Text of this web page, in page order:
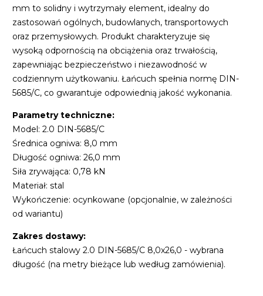
mm to solidny i wytrzymały element, idealny do
zastosowań ogólnych, budowlanych, transportowych
oraz przemysłowych. Produkt charakteryzuje się
wysoką odpornością na obciążenia oraz trwałością,
zapewniając bezpieczeństwo i niezawodność w
codziennym użytkowaniu. Łańcuch spełnia normę DIN-
5685/C, co gwarantuje odpowiednią jakość wykonania.
Parametry techniczne:
Model: 2.0 DIN-5685/C
Średnica ogniwa: 8,0 mm
Długość ogniwa: 26,0 mm
Siła zrywająca: 0,78 kN
Materiał: stal
Wykończenie: ocynkowane (opcjonalnie, w zależności
od wariantu)
Zakres dostawy:
Łańcuch stalowy 2.0 DIN-5685/C 8,0x26,0 - wybrana
długość (na metry bieżące lub według zamówienia).